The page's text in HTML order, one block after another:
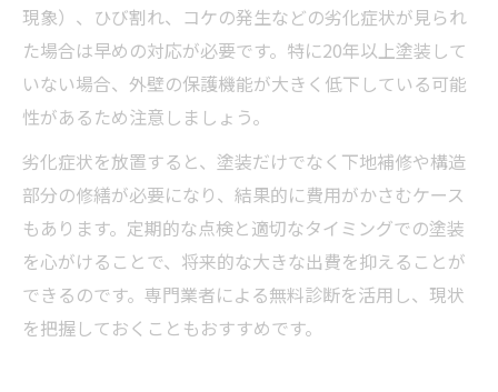
現象）、ひび割れ、コケの発生などの劣化症状が見られ
た場合は早めの対応が必要です。特に20年以上塗装して
いない場合、外壁の保護機能が大きく低下している可能
性があるため注意しましょう。
劣化症状を放置すると、塗装だけでなく下地補修や構造
部分の修繕が必要になり、結果的に費用がかさむケース
もあります。定期的な点検と適切なタイミングでの塗装
を心がけることで、将来的な大きな出費を抑えることが
できるのです。専門業者による無料診断を活用し、現状
を把握しておくこともおすすめです。